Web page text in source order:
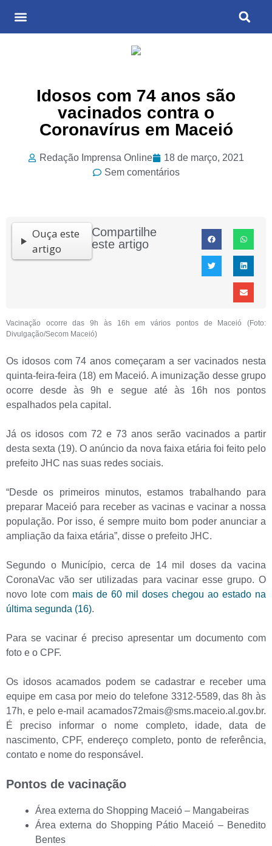
Idosos com 74 anos são
vacinados contra o
Coronavírus em Maceió
Redação Imprensa Online
18 de março, 2021
Sem comentários
Ouça este
artigo
Compartilhe
este artigo
Vacinação ocorre das 9h às 16h em vários pontos de Maceió (Foto:
Divulgação/Secom Maceió)
Os idosos com 74 anos começaram a ser vacinados nesta
quinta-feira-feira (18) em Maceió. A imunização desse grupo
ocorre desde às 9h e segue até às 16h nos pontos
espalhados pela capital.
Já os idosos com 72 e 73 anos serão vacinados a partir
desta sexta (19). O anúncio da nova faixa etária foi feito pelo
prefeito JHC nas suas redes sociais.
“Desde os primeiros minutos, estamos trabalhando para
preparar Maceió para receber as vacinas e vacinar a nossa
população. Por isso, é sempre muito bom poder anunciar a
ampliação da faixa etária”, disse o prefeito JHC.
Segundo o Município, cerca de 14 mil doses da vacina
CoronaVac vão ser utilizadas para vacinar esse grupo. O
novo lote com mais de 60 mil doses chegou ao estado na
última segunda (16).
Para se vacinar é preciso apresentar um documento com
foto e o CPF.
Os idosos acamados podem se cadastrar e receber uma
equipe em casa por meio do telefone 3312-5589, das 8h às
17h, e pelo e-mail acamados72mais@sms.maceio.al.gov.br.
É preciso informar o nome completo, idade, data de
nascimento, CPF, endereço completo, ponto de referência,
contato e nome do responsável.
Pontos de vacinação
Área externa do Shopping Maceió – Mangabeiras
Área externa do Shopping Pátio Maceió – Benedito
Bentes